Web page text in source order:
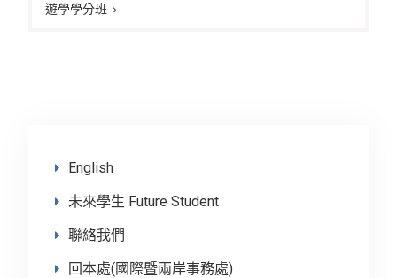
遊學學分班
English
未來學生 Future Student
聯絡我們
回本處(國際暨兩岸事務處)